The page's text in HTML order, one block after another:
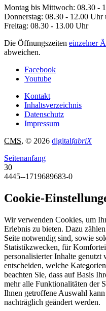
Montag bis Mittwoch: 08.30 -
Donnerstag: 08.30 - 12.00
Freitag: 08.30 - 13.00 Uhr
Die Öffnungszeiten einzelner
abweichen.
Facebook
Youtube
Kontakt
Inhaltsverzeichnis
Datenschutz
Impressum
CMS, © 2026 digitalfabriX
Seitenanfang
30
4445--1719689683-0
Cookie-
Wir verwenden Cookies, um
Erlebnis zu bieten. Dazu
Seite notwendig sind, sowie
Statistikzwecken, für
personalisierter Inhalte genutzt
entscheiden, welche
beachten Sie, dass auf Basis
mehr alle Funktionalitäten der
Ihnen getroffene Auswahl
nachträglich geändert werden.